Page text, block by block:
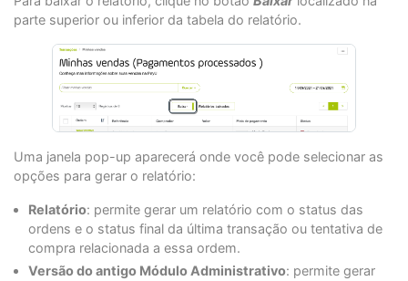
parte superior ou inferior da tabela do relatório.
Uma janela pop-up aparecerá onde você pode selecionar as
opções para gerar o relatório:
Relatório: permite gerar um relatório com o status das
ordens e o status final da última transação ou tentativa de
compra relacionada a essa ordem.
Versão do antigo Módulo Administrativo: permite gerar